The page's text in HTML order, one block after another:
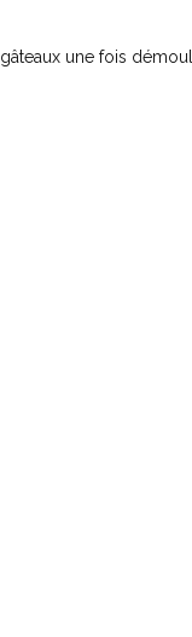
une fois